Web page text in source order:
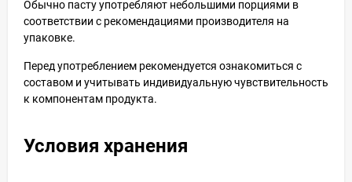
Обычно пасту употребляют небольшими порциями в
соответствии с рекомендациями производителя на
упаковке.
Перед употреблением рекомендуется ознакомиться с
составом и учитывать индивидуальную чувствительность
к компонентам продукта.
Условия хранения